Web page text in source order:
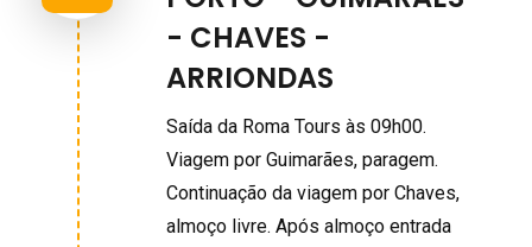
- CHAVES -
ARRIONDAS
Saída da Roma Tours às 09h00.
Viagem por Guimarães, paragem.
Continuação da viagem por Chaves,
almoço livre. Após almoço entrada